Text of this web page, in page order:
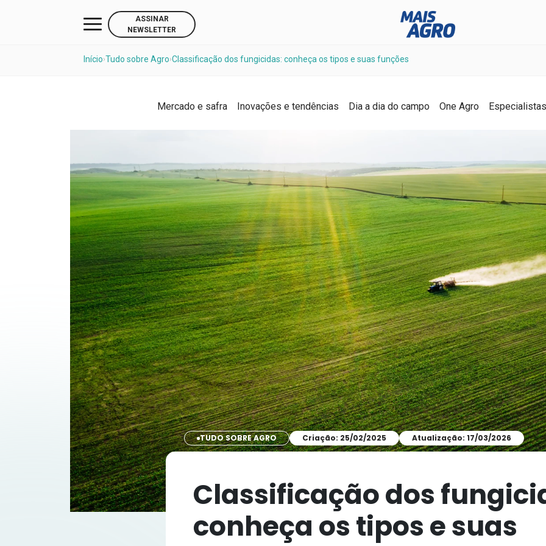
ASSINAR
NEWSLETTER
Início›Tudo sobre Agro›Classificação dos fungicidas: conheça os tipos e suas funções
Mercado e safra Inovações e tendências Dia a dia do campo One Agro Especialistas
TUDO SOBRE AGRO Criação: 25/02/2025 Atualização: 17/03/2026
Classificação dos
conheça os tipos e suas